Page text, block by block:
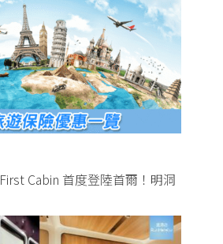
Cabin 首度登陸首爾！明洞